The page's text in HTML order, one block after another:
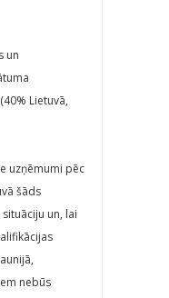
un
Lietuvā,
uzņēmumi pēc
šāds
un, lai
nebūs